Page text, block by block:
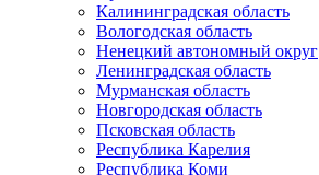
Калининградская область
Вологодская область
Ненецкий автономный округ
Ленинградская область
Мурманская область
Новгородская область
Псковская область
Республика Карелия
Республика Коми